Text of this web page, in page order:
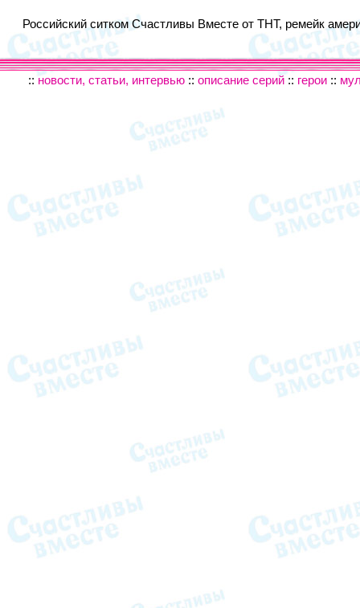
Российский ситком Счастливы Вместе от ТНТ, ремейк
:: новости, статьи, интервью :: описание серий :: герои ::